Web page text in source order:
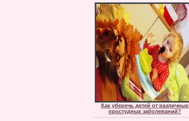
Как уберечь детей от различных
простудных заболеваний?